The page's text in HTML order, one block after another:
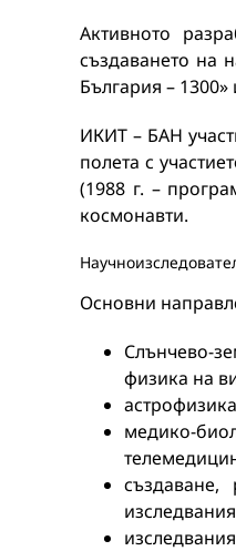
Активното
създаването на
България –
ИКИT – БАН
полета с
(1988 г. –
космонавти.
Основни
Слънчево-
физика на
медико-